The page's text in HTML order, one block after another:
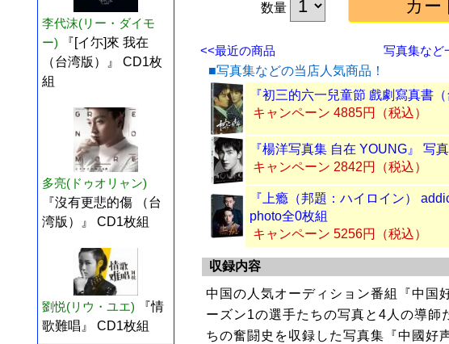
李代沫(リー・ダイモ
ー)
『[イ尓]來 我在
（台湾版）』 CD1枚
組
多亮(ドゥオリャン)
『沒有更悲的傷 （台
湾版）』 CD1枚組
劉悦(リウ・ユエ)
『情
歌難唱』 CD1枚組
数量
<<最近の商品
写真集など
■写真集などの当店人気商品！
『初三的六一兒童節 戲劇寫真書
キャンペーン 4885円（税込）
『楊洋写真集 自在 YOUNG』 写
キャンペーン 2842円（税込）
『上瘾（邦題：ハイロイン）
photo全0枚組
キャンペーン 5256円（税込）
収録内容
中国の人気オーディション番組『中
ーズン1の選手たちの写真と4人の導師
ちの奮闘史を収録した写真集『中國好